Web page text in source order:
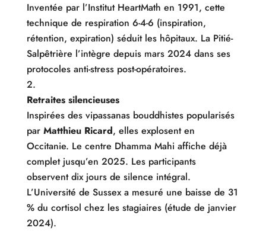
Inventée par l’Institut HeartMath en 1991, cette
technique de respiration 6-4-6 (inspiration,
rétention, expiration) séduit les hôpitaux. La Pitié-
Salpêtrière l’intègre depuis mars 2024 dans ses
protocoles anti-stress post-opératoires.
Retraites silencieuses
Inspirées des vipassanas bouddhistes popularisés
par Matthieu Ricard, elles explosent en
Occitanie. Le centre Dhamma Mahi affiche déjà
complet jusqu’en 2025. Les participants
observent dix jours de silence intégral.
L’Université de Sussex a mesuré une baisse de 31
% du cortisol chez les stagiaires (étude de janvier
2024).